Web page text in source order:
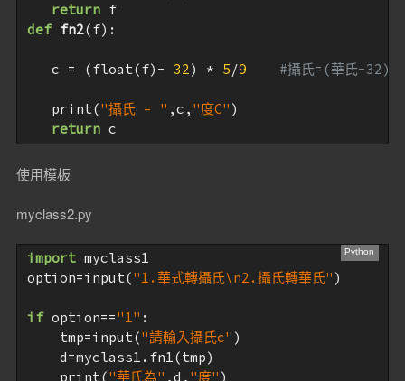
return
f
def fn2(f) :
   c = (float(f)-
32) * 5/9 #攝氏=(華氏-
   print(
"攝氏 = " ,c, "度C" )
return c
使用模板
myclass2.py
import myclass1
option=input("1.華式轉攝氏\n2.攝氏轉華氏" )
if option=="1" :
    tmp=input(
"請輸入攝氏c" )
    d=myclass1.fn1(tmp)
    print(
"華氏為" ,d, "度"